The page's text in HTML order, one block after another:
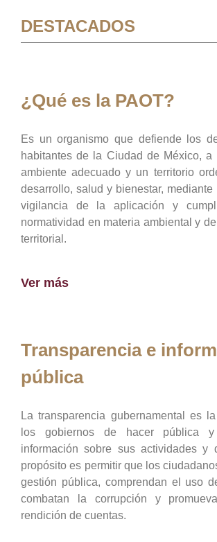
DESTACADOS
¿Qué es la PAOT?
Es un organismo que defiende los
habitantes de la Ciudad de México, a
ambiente adecuado y un territorio
desarrollo, salud y bienestar,
vigilancia de la aplicación y
normatividad en materia ambiental y
territorial.
Ver más
Transparencia e
pública
La transparencia gubernamental es
los gobiernos de hacer pública
información sobre sus actividades y
propósito es permitir que los
gestión pública, comprendan el uso
combatan la corrupción y
rendición de cuentas.